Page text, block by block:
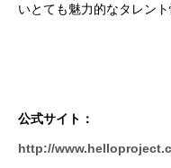
いとても魅力的なタレン
公式サイト：
http://